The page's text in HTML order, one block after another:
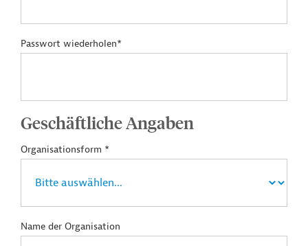
Passwort wiederholen*
Geschäftliche Angaben
Organisationsform *
Name der Organisation